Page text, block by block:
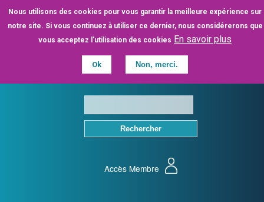
Nous utilisons des cookies pour vous garantir la meilleure expérience sur
notre site. Si vous continuez à utiliser ce dernier, nous considérerons que
vous acceptez l'utilisation des cookies En savoir plus
Ok Non, merci.
Aller
au
contenu
Accès Membre